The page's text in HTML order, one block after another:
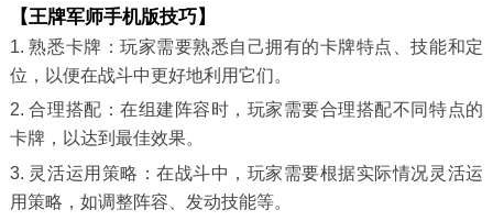
【王牌军师手机版技巧】
1. 熟悉卡牌：玩家需要熟悉自己拥有的卡牌特点、技能和定
位，以便在战斗中更好地利用它们。
2. 合理搭配：在组建阵容时，玩家需要合理搭配不同特点的
卡牌，以达到最佳效果。
3. 灵活运用策略：在战斗中，玩家需要根据实际情况灵活运
用策略，如调整阵容、发动技能等。